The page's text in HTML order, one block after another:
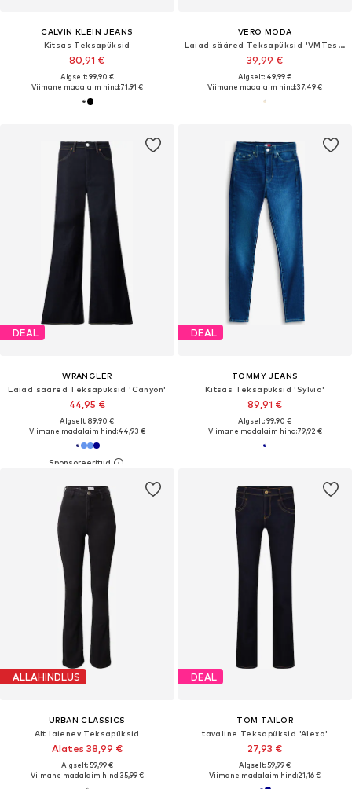
CALVIN KLEIN JEANS
Kitsas Teksapüksid
80,91 €
Algselt: 99,90 €
Viimane madalaim hind:71,91 €
VERO MODA
Laiad sääred Teksapüksid 'VMTessa'
39,99 €
Algselt: 49,99 €
Viimane madalaim hind:37,49 €
DEAL
WRANGLER
Laiad sääred Teksapüksid 'Canyon'
44,95 €
Algselt: 89,90 €
Viimane madalaim hind:44,93 €
DEAL
TOMMY JEANS
Kitsas Teksapüksid 'Sylvia'
89,91 €
Algselt: 99,90 €
Viimane madalaim hind:79,92 €
ALLAHINDLUS
URBAN CLASSICS
Alt laienev Teksapüksid
Alates 38,99 €
Algselt: 59,99 €
Viimane madalaim hind:35,99 €
DEAL
TOM TAILOR
tavaline Teksapüksid 'Alexa'
27,93 €
Algselt: 59,99 €
Viimane madalaim hind:21,16 €